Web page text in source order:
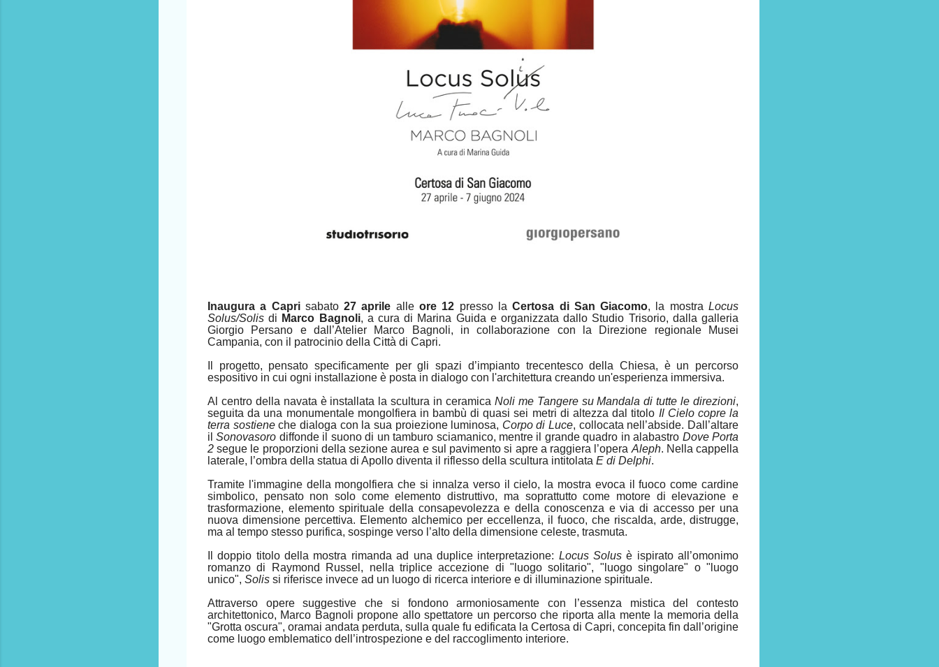
Inaugura a Capri sabato27 aprile alleore 12 presso laCertosa di San Giacomo, la mostra Locus
Solus/Solis di Marco Bagnoli, a cura di Marina Guida e organizzata dallo Studio Trisorio, dalla galleria
Giorgio Persano e dall’Atelier Marco Bagnoli, in collaborazione con la Direzione regionale Musei
Campania, con il patrocinio della Città di Capri.
Il progetto, pensato specificamente per gli spazi d’impianto trecentesco della Chiesa, è un percorso
espositivo in cui ogni installazione è posta in dialogo con l'architettura creando un'esperienza immersiva.
Al centro della navata è installata la scultura in ceramica Noli me Tangere su Mandala di tutte le direzioni,
seguita da una monumentale mongolfiera in bambù di quasi sei metri di altezza dal titolo Il Cielo copre la
terra sostieneche dialoga con la sua proiezione luminosa, Corpo di Luce, collocata nell’abside. Dall’altare
ilSonovasoro diffonde il suono di un tamburo sciamanico, mentre il grande quadro in alabastro Dove Porta
2 segue le proporzioni della sezione aurea e sul pavimento si apre a raggiera l’opera Aleph. Nella cappella
laterale, l’ombra della statua di Apollo diventa il riflesso della scultura intitolata E di Delphi.
Tramite l'immagine della mongolfiera che si innalza verso il cielo, la mostra evoca il fuoco come cardine
simbolico, pensato non solo come elemento distruttivo, ma soprattutto come motore di elevazione e
trasformazione, elemento spirituale della consapevolezza e della conoscenza e via di accesso per una
nuova dimensione percettiva. Elemento alchemico per eccellenza, il fuoco, che riscalda, arde, distrugge,
ma al tempo stesso purifica, sospinge verso l’alto della dimensione celeste, trasmuta.
Il doppio titolo della mostra rimanda ad una duplice interpretazione: Locus Solusè ispirato all’omonimo
romanzo di Raymond Russel, nella triplice accezione di "luogo solitario", "luogo singolare" o "luogo
unico", Solis si riferisce invece ad un luogo di ricerca interiore e di illuminazione spirituale.
Attraverso opere suggestive che si fondono armoniosamente con l’essenza mistica del contesto
architettonico, Marco Bagnoli propone allo spettatore un percorso che riporta alla mente la memoria della
"Grotta oscura", oramai andata perduta, sulla quale fu edificata la Certosa di Capri, concepita fin dall’origine
come luogo emblematico dell’introspezione e del raccoglimento interiore.